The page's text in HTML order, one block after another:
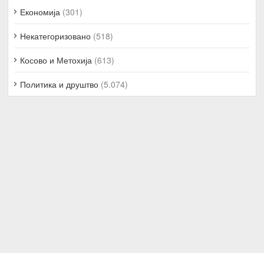
Економија (301)
Некатегоризовано (518)
Косово и Метохија (613)
Политика и друштво (5.074)